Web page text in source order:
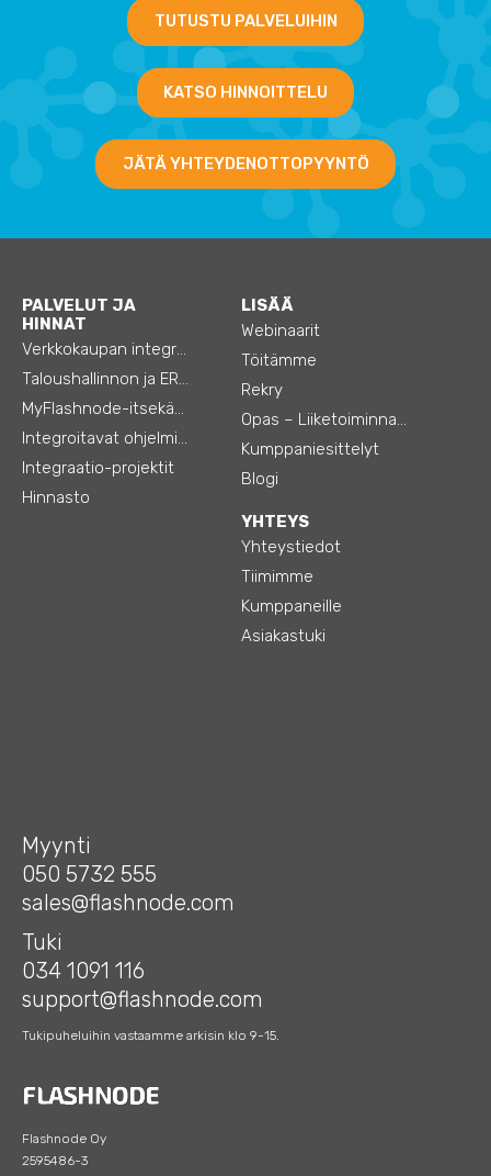
TUTUSTU PALVELUIHIN
KATSO HINNOITTELU
JÄTÄ YHTEYDENOTTOPYYNTÖ
PALVELUT JA
HINNAT
Verkkokaupan integraatiot
Taloushallinnon ja ERP:n integraatiot
MyFlashnode-itsekäyttö-automaatio
Integroitavat ohjelmistot
Integraatio-projektit
Hinnasto
LISÄÄ
Webinaarit
Töitämme
Rekry
Opas – Liiketoiminnan tehostamiseen
Kumppaniesittelyt
Blogi
YHTEYS
Yhteystiedot
Tiimimme
Kumppaneille
Asiakastuki
Myynti
050 5732 555
sales@flashnode.com
Tuki
034 1091 116
support@flashnode.com
Tukipuheluihin vastaamme arkisin klo 9-15.
Flashnode Oy
2595486-3